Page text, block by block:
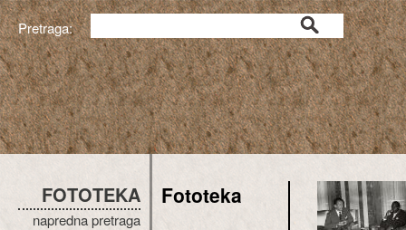
Pretraga:
FOTOTEKA
napredna pretraga
Fototeka